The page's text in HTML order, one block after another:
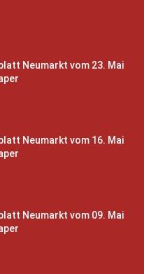
Neumarkt vom 23. Mai
Neumarkt vom 16. Mai
Neumarkt vom 09. Mai